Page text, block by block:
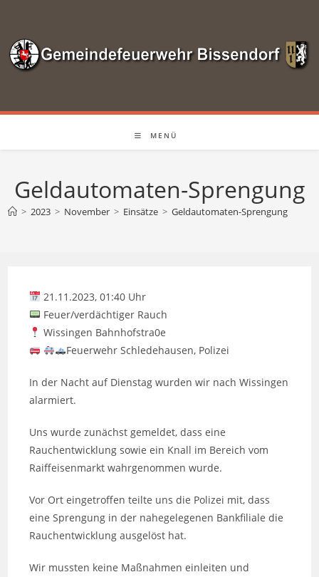
springen
MENÜ
Geldautomaten-Sprengung
> 2023 > November > Einsätze > Geldautomaten-Sprengung
21.11.2023, 01:40 Uhr
Feuer/verdächtiger Rauch
Wissingen Bahnhofstra0e
Feuerwehr Schledehausen, Polizei
In der Nacht auf Dienstag wurden wir nach Wissingen
alarmiert.
Uns wurde zunächst gemeldet, dass eine
Rauchentwicklung sowie ein Knall im Bereich vom
Raiffeisenmarkt wahrgenommen wurde.
Vor Ort eingetroffen teilte uns die Polizei mit, dass
eine Sprengung in der nahegelegenen Bankfiliale die
Rauchentwicklung ausgelöst hat.
Wir mussten keine Maßnahmen einleiten und